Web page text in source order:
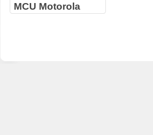
MCU Motorola